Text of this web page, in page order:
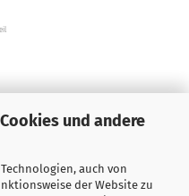
und andere
auch von
der Website zu